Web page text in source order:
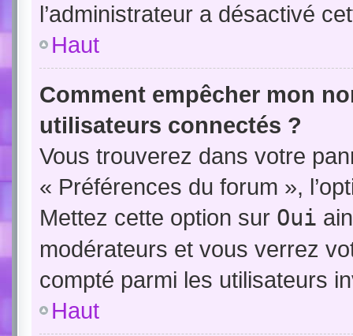
l’administrateur a désactivé
Haut
Comment empêcher mon
utilisateurs connectés ?
Vous trouverez dans votre
« Préférences du forum »,
Mettez cette option sur Oui
modérateurs et vous verrez
compté parmi les utilisateurs
Haut